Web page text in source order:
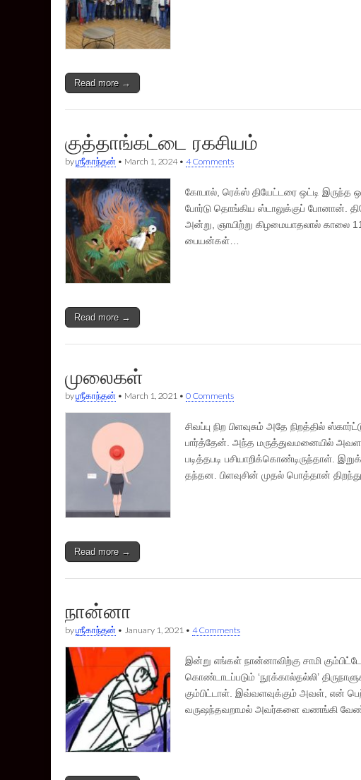
Read more →
குத்தாங்கட்டை ரகசியம்
byஶ்ரீகாந்தன் • March 1, 2024• 4 Comments
கோபால், ரெக்ஸ் தியேட்டரை ஒட்டி இருந்த
போர்டு தொங்கிய ஸ்டாலுக்குப் போனான்.
அன்று, ஞாயிற்று கிழமையாதலால் காலை 11
பையன்கள்…
Read more →
முலைகள்
byஶ்ரீகாந்தன் • March 1, 2021 • 0 Comments
சிவப்பு நிற பிளவுசும் அதே நிறத்தில்
பார்த்தேன். அந்த மருத்துவமனையில்
படித்தபடி பசியாறிக்கொண்டிருந்தாள்.
தந்தன. பிளவுசின் முதல் பொத்தான்
Read more →
நான்னா
byஶ்ரீகாந்தன் • January 1, 2021 • 4 Comments
இன்று எங்கள் நான்னாவிற்கு சாமி
கொண்டாடப்படும் ‘நூக்கால்தல்லி’
கும்பிட்டாள். இவ்வளவுக்கும் அவள், என்
வருஷந்தவறாமல் அவர்களை வணங்கி